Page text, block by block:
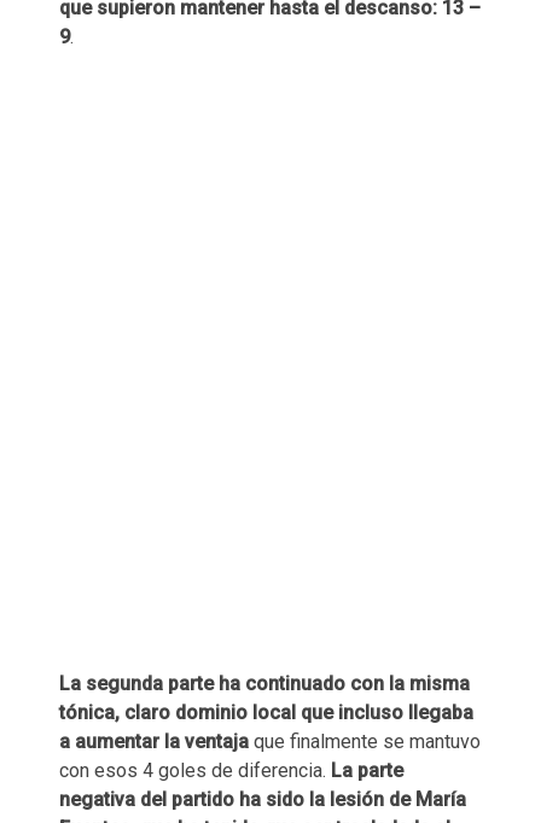
que supieron mantener hasta el descanso: 13 –
9.​
La segunda parte ha continuado con la misma
tónica, claro dominio local que incluso llegaba
a aumentar la ventaja que finalmente se mantuvo
con esos 4 goles de diferencia. La parte
negativa del partido ha sido la lesión de María